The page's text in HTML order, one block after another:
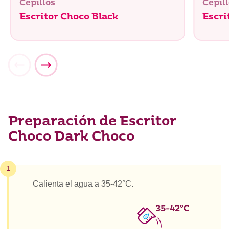
Cepillos
Escritor Choco Black
Preparación de Escritor
Choco Dark Choco
1
Calienta el agua a 35-42°C.